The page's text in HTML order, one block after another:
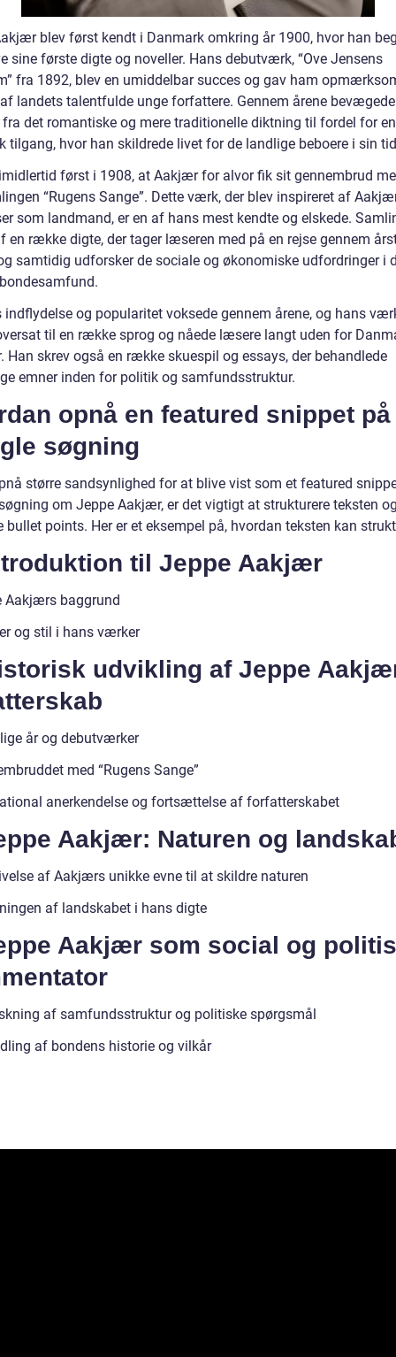
blev først kendt i Danmark omkring år 1900, hvor han
sine første digte og noveller. Hans debutværk, “Ove Jensens
fra 1892, blev en umiddelbar succes og gav ham
landets talentfulde unge forfattere. Gennem årene
det romantiske og mere traditionelle diktning til fordel for
tilgang, hvor han skildrede livet for de landlige beboere i sin
først i 1908, at Aakjær for alvor fik sit gennembrud
“Rugens Sange”. Dette værk, der blev inspireret af
som landmand, er en af hans mest kendte og elskede.
en række digte, der tager læseren med på en rejse gennem
samtidig udforsker de sociale og økonomiske udfordringer i
og popularitet voksede gennem årene, og hans
til en række sprog og nåede læsere langt uden for
Han skrev også en række skuespil og essays, der behandlede
emner inden for politik og samfundsstruktur.
opnå en featured snippet på
søgning
større sandsynlighed for at blive vist som et featured
om Jeppe Aakjær, er det vigtigt at strukturere teksten
bullet points. Her er et eksempel på, hvordan teksten kan
til Jeppe Aakjær
Aakjærs baggrund
og stil i hans værker
udvikling af Jeppe
år og debutværker
med “Rugens Sange”
anerkendelse og fortsættelse af forfatterskabet
Aakjær: Naturen og
af Aakjærs unikke evne til at skildre naturen
af landskabet i hans digte
Aakjær som social og
af samfundsstruktur og politiske spørgsmål
af bondens historie og vilkår